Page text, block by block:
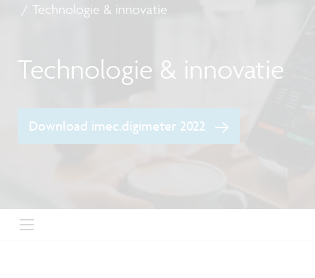
/ Technologie & innovatie
Technologie & innovatie
Download imec.digimeter 2022